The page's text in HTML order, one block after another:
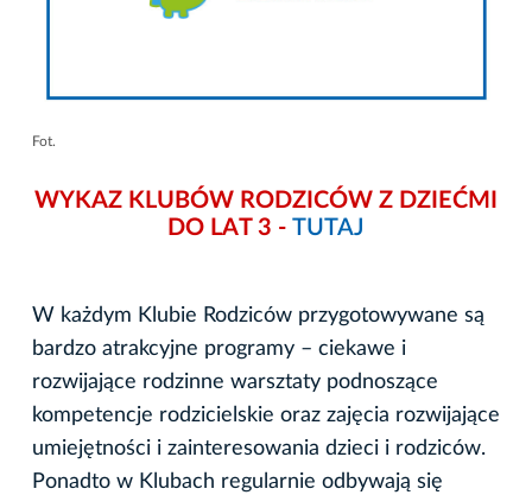
Fot.
WYKAZ KLUBÓW RODZICÓW Z DZIEĆMI
DO LAT 3 - TUTAJ
W każdym Klubie Rodziców przygotowywane są
bardzo atrakcyjne programy – ciekawe i
rozwijające rodzinne warsztaty podnoszące
kompetencje rodzicielskie oraz zajęcia rozwijające
umiejętności i zainteresowania dzieci i rodziców.
Ponadto w Klubach regularnie odbywają się